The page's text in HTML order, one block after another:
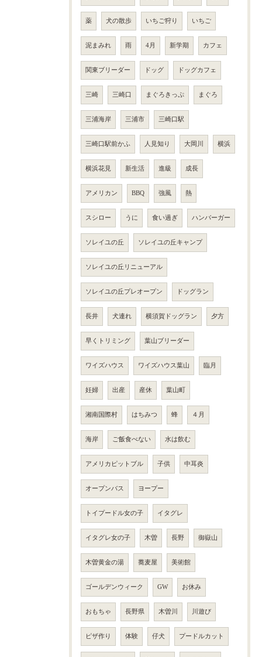
薬 犬の散歩 いちご狩り いちご
泥まみれ 雨 4月 新学期 カフェ
関東ブリーダー ドッグ ドッグカフェ
三崎 三崎口 まぐろきっぷ まぐろ
三浦海岸 三浦市 三崎口駅
三崎口駅前かふ 人見知り 大岡川 横浜
横浜花見 新生活 進級 成長
アメリカン BBQ 強風 熱
スシロー うに 食い過ぎ ハンバーガー
ソレイユの丘 ソレイユの丘キャンプ
ソレイユの丘リニューアル
ソレイユの丘プレオープン ドッグラン
長井 犬連れ 横須賀ドッグラン 夕方
早くトリミング 葉山ブリーダー
ワイズハウス ワイズハウス葉山 臨月
妊婦 出産 産休 葉山町
湘南国際村 はちみつ 蜂 ４月
海岸 ご飯食べない 水は飲む
アメリカピットブル 子供 中耳炎
オープンバス ヨープー
トイプードル女の子 イタグレ
イタグレ女の子 木曽 長野 御嶽山
木曽黄金の湯 蕎麦屋 美術館
ゴールデンウィーク GW お休み
おもちゃ 長野県 木曽川 川遊び
ピザ作り 体験 仔犬 プードルカット